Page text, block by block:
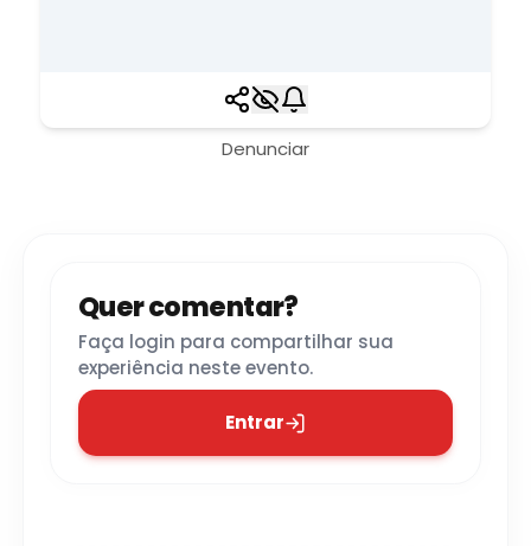
Denunciar
Quer comentar?
Faça login para compartilhar sua
experiência neste evento.
Entrar